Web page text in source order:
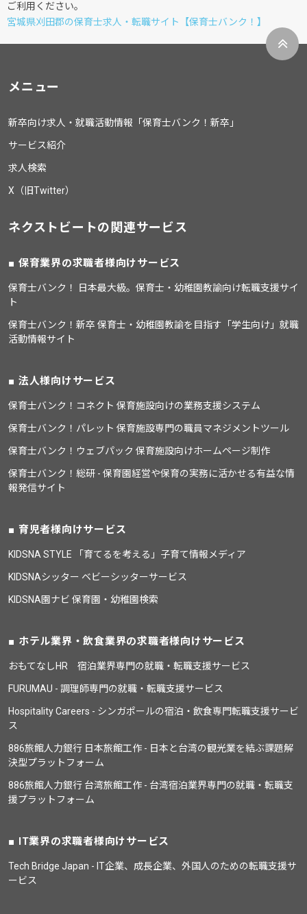
ご利用ください。
宮城県刈田郡の保育士求人・転職サイト【保育士バンク！】
メニュー
新卒向け求人・就職活動情報「保育士バンク！新卒」
サービス紹介
求人検索
X（旧Twitter）
ネクストビートの関連サービス
保育業界の求職者様向けサービス
保育士バンク！ 日本最大級。保育士・幼稚園教諭向け転職支援サイ
ト
保育士バンク！新卒 保育士・幼稚園教諭を目指す「学生向け」就職
活動情報サイト
法人様向けサービス
保育士バンク！コネクト 保育施設向けの業務支援システム
保育士バンク！パレット 保育施設専門の職員マネジメントツール
保育士バンク！ウェブパック 保育施設向けホームページ制作
保育士バンク！総研 - 保育園経営や保育の実務に活かせる有益な情
報発信サイト
育児者様向けサービス
KIDSNA STYLE 「育てるを考える」子育て情報メディア
KIDSNAシッター ベビーシッターサービス
KIDSNA園ナビ 保育園・幼稚園検索
ホテル業界・飲食業界の求職者様向けサービス
おもてなしHR 宿泊業界専門の就職・転職支援サービス
FURUMAU - 調理師専門の就職・転職支援サービス
Hospitality Careers - シンガポールの宿泊・飲食専門転職支援サービ
ス
886旅館人力銀行 日本旅館工作 - 日本と台湾の観光業を結ぶ課題解
決型プラットフォーム
886旅館人力銀行 台湾旅館工作 - 台湾宿泊業界専門の就職・転職支
援プラットフォーム
IT業界の求職者様向けサービス
Tech Bridge Japan - IT企業、成長企業、外国人のための転職支援サ
ービス